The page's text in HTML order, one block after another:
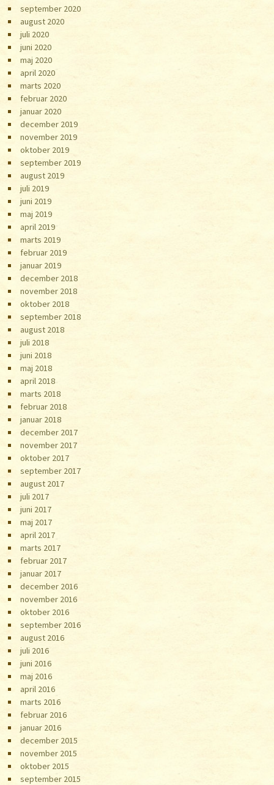
september 2020
august 2020
juli 2020
juni 2020
maj 2020
april 2020
marts 2020
februar 2020
januar 2020
december 2019
november 2019
oktober 2019
september 2019
august 2019
juli 2019
juni 2019
maj 2019
april 2019
marts 2019
februar 2019
januar 2019
december 2018
november 2018
oktober 2018
september 2018
august 2018
juli 2018
juni 2018
maj 2018
april 2018
marts 2018
februar 2018
januar 2018
december 2017
november 2017
oktober 2017
september 2017
august 2017
juli 2017
juni 2017
maj 2017
april 2017
marts 2017
februar 2017
januar 2017
december 2016
november 2016
oktober 2016
september 2016
august 2016
juli 2016
juni 2016
maj 2016
april 2016
marts 2016
februar 2016
januar 2016
december 2015
november 2015
oktober 2015
september 2015